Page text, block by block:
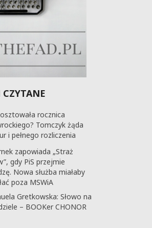
CZYTANE
rocznica
Tomczyk żąda
i pełnego rozliczenia
zapowiada „Straż
gdy PiS przejmie
Nowa służba miałaby
poza MSWiA
Gretkowska: Słowo na
– BOOKer CHONOR